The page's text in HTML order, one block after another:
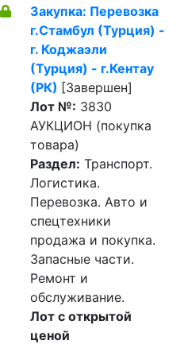
Закупка: Перевозка
г.Стамбул (Турция) -
г. Коджаэли
(Турция) - г.Кентау
(РК) [Завершен]
Лот №: 3830
АУКЦИОН (покупка
товара)
Раздел: Транспорт.
Логистика.
Перевозка. Авто и
спецтехники
продажа и покупка.
Запасные части.
Ремонт и
обслуживание.
Лот с открытой
ценой